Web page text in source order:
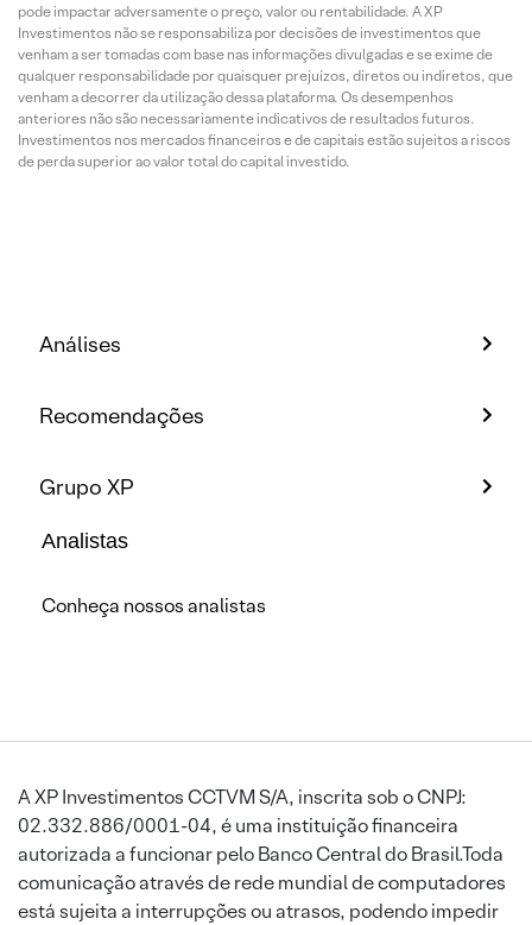
pode impactar adversamente o preço, valor ou rentabilidade. A XP
Investimentos não se responsabiliza por decisões de investimentos que
venham a ser tomadas com base nas informações divulgadas e se exime de
qualquer responsabilidade por quaisquer prejuízos, diretos ou indiretos, que
venham a decorrer da utilização dessa plataforma. Os desempenhos
anteriores não são necessariamente indicativos de resultados futuros.
Investimentos nos mercados financeiros e de capitais estão sujeitos a riscos
de perda superior ao valor total do capital investido.
Análises
Recomendações
Grupo XP
Analistas
Conheça nossos analistas
A XP Investimentos CCTVM S/A, inscrita sob o CNPJ:
02.332.886/0001-04, é uma instituição financeira
autorizada a funcionar pelo Banco Central do Brasil.Toda
comunicação através de rede mundial de computadores
está sujeita a interrupções ou atrasos, podendo impedir